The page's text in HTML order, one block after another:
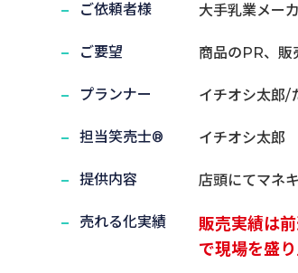
売士・タレント 営業
ご依頼者様 大手乳業メー
ご要望 商品のPR、販
プランナー イチオシ太郎/
担当笑売士® イチオシ太郎
提供内容 店頭にてマネ
売れる化実績
販売実績は
で現場を盛